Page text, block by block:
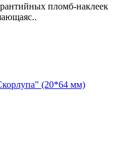
пломб-наклеек
(20*64 мм)